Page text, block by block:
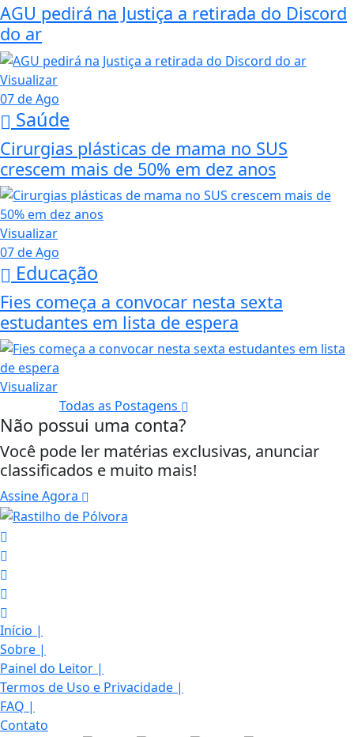
AGU pedirá na Justiça a retirada do Discord
do ar
Visualizar
07 de Ago
Saúde
Cirurgias plásticas de mama no SUS
crescem mais de 50% em dez anos
Visualizar
07 de Ago
Educação
Fies começa a convocar nesta sexta
estudantes em lista de espera
Visualizar
Todas as Postagens
Não possui uma conta?
Você pode ler matérias exclusivas, anunciar
classificados e muito mais!
Assine Agora
Início |
Sobre |
Painel do Leitor |
Termos de Uso e Privacidade |
FAQ |
Contato